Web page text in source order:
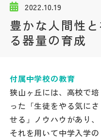
学校動画
帰国生受験情報
説明会・イベント情報
2022.10.19
豊かな人間性
る器量の育成
付属中学校の教育
狭山ヶ丘には、高校で培
った「生徒をやる気にさ
せる」ノウハウがあり、
それを用いて中学入学の